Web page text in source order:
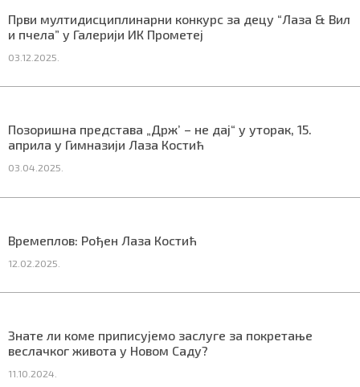
Први мултидисциплинарни конкурс за децу “Лаза & Вил
и пчела” у Галерији ИК Прометеј
03.12.2025.
Позоришна представа „Држ’ – не дај“ у уторак, 15.
априла у Гимназији Лазa Костић
03.04.2025.
Времеплов: Рођен Лаза Костић
12.02.2025.
Знате ли коме приписујемо заслуге за покретање
веслачког живота у Новом Саду?
11.10.2024.
СРБИЈА
СПОРТ
ПРАТИТЕ НАС